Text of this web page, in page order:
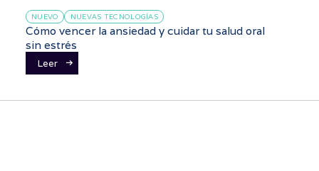
NUEVO NUEVAS TECNOLOGÍAS
Cómo vencer la ansiedad y cuidar tu salud oral
sin estrés
Leer